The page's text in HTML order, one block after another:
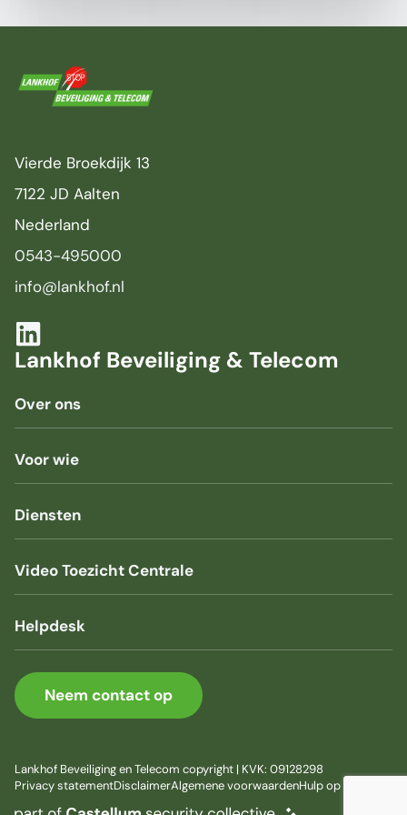
Vierde Broekdijk 13
7122 JD Aalten
Nederland
0543-495000
info@lankhof.nl
Lankhof Beveiliging & Telecom
Over ons
Voor wie
Diensten
Video Toezicht Centrale
Helpdesk
Neem contact op
Lankhof Beveiliging en Telecom copyright | KVK: 09128298
Privacy statementDisclaimerAlgemene voorwaardenHulp op afstand